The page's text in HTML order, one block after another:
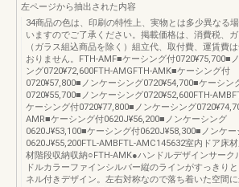
左ページから抽出された内容
34商品の色は、印刷の特性上、実物とは多少異なる
いますのでご了承ください。掲載価格は、消費税、
（ガラス組込商品を除く）組立代、取付費、運賃費
おりません。FTH-AMF■ケーシング付0720¥75,700■
ング0720¥72,600FTH-AMGFTH-AMK■ケーシング付
0720¥57,800■ノンケーシング0720¥54,700■ケーシン
0720¥55,700■ノンケーシング0720¥52,600FTH-
ケーシング付0720¥77,800■ノンケーシング
AMR■ケーシング付0620J¥56,200■ノンケーシング
0620J¥53,100■ケーシング付0620J¥58,300■ノンケー
0620J¥55,200FTL-AMBFTL-AMC145632室内ドア床
材階段収納収納○FTH-AMK●ハンドルデザインサーク
ドルカラーファインシルバー縦のラインがすっきり
ネル付きデザイン。左右対称なので落ち着いた空間